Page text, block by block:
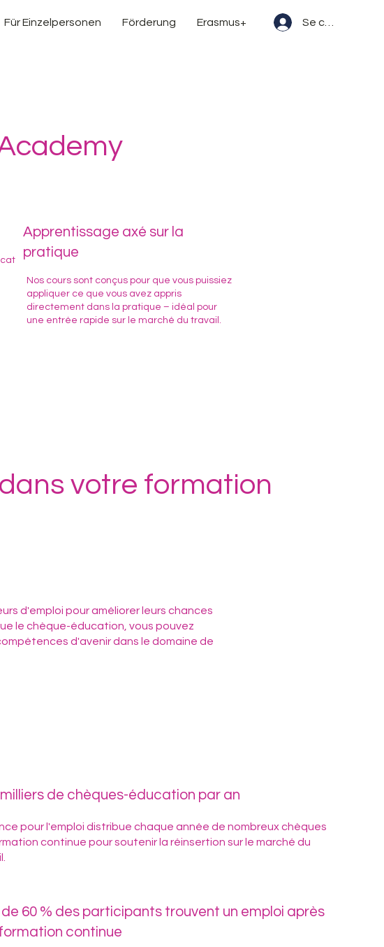
Se connecter
Für Einzelpersonen Förderung Erasmus+
Nos cours sont conçus pour que vous puissiez
appliquer ce que vous avez appris
directement dans la pratique – idéal pour
une entrée rapide sur le marché du travail.
Apprentissage axé sur la
pratique
votre formation
d'emploi pour améliorer leurs chances
le chèque-éducation, vous pouvez
d'avenir dans le domaine de
de chèques-éducation par an
pour l'emploi distribue chaque année de nombreux chèques
continue pour soutenir la réinsertion sur le marché du
de 60 % des participants trouvent un emploi après
continue